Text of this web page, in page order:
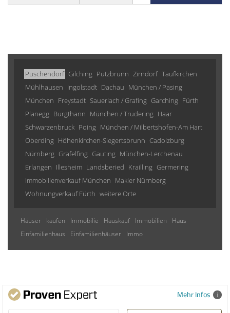
Puschendorf Gilching Putzbrunn Zirndorf Taufkirchen
Mühlhausen Ingolstadt Dachau München / Pasing
München Freystadt Sauerlach / Grafing Garching Fürth
Planegg Burgthann München / Trudering Haar
Schwarzenbruck Poing München / Milbertshofen-Am Hart
Oberding Höhenkirchen-Siegertsbrunn Cadolzburg
Nürnberg Gräfelfing Gauting München-Lerchenau
Erlangen Illesheim Landsberied Krailling Germering
Immobilienverkauf München Makler Nürnberg
Wohnungverkauf Fürth weitere Orte
Häuser kaufen Immobilie Hauskauf Immobilien
Haus
Einfamilienhaus
Einfamilienhäuser Immo
Mehr Infos